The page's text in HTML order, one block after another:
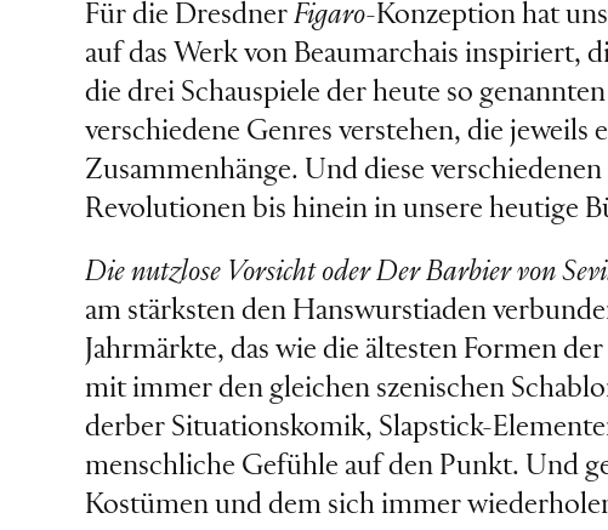
Für die Dresdner Figaro-Konzeption hat
auf das Werk von Beaumarchais inspiriert,
die drei Schauspiele der heute so genannten
verschiedene Genres verstehen, die
Zusammenhänge. Und diese
Revolutionen bis hinein in unsere heutige
Die nutzlose Vorsicht oder Der Barbier von
am stärksten den Hanswurstiaden
Jahrmärkte, das wie die ältesten Formen
mit immer den gleichen szenischen
derber Situationskomik, Slapstick-
menschliche Gefühle auf den Punkt. Und
Kostümen und dem sich immer